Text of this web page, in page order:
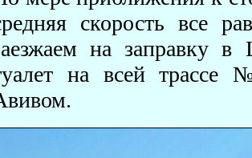
скорость все
на заправку
на всей